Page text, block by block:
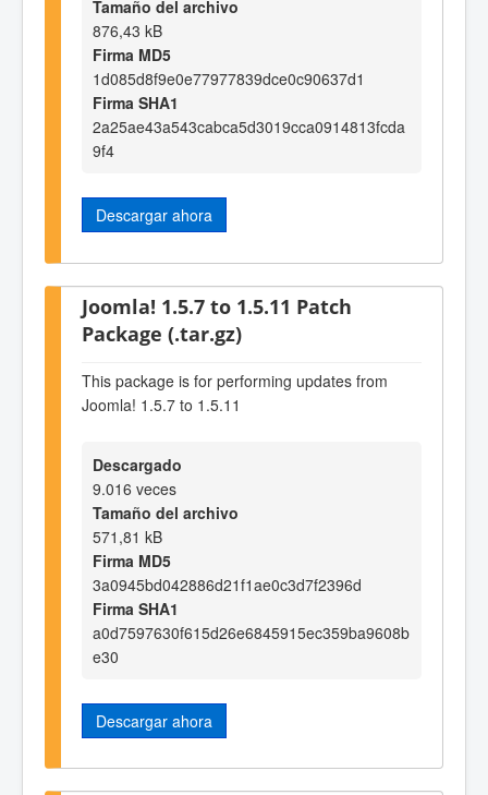
Tamaño del archivo
876,43 kB
Firma MD5
1d085d8f9e0e77977839dce0c90637d1
Firma SHA1
2a25ae43a543cabca5d3019cca0914813fcda
9f4
Descargar ahora
Joomla! 1.5.7 to 1.5.11 Patch
Package (.tar.gz)
This package is for performing updates from
Joomla! 1.5.7 to 1.5.11
Descargado
9.016 veces
Tamaño del archivo
571,81 kB
Firma MD5
3a0945bd042886d21f1ae0c3d7f2396d
Firma SHA1
a0d7597630f615d26e6845915ec359ba9608b
e30
Descargar ahora